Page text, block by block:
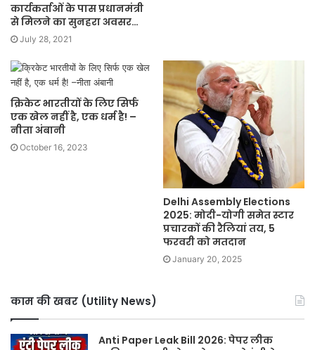
कार्यकर्ताओं के पास प्रधानमंत्री
से मिलने का सुनहरा अवसर…
July 28, 2021
क्रिकेट भारतीयों के लिए सिर्फ
एक खेल नहीं है, एक धर्म है! –
नीता अंबानी
October 16, 2023
Delhi Assembly Elections
2025: मोदी-योगी समेत स्टार
प्रचारकों की रैलियां तय, 5
फरवरी को मतदान
January 20, 2025
काम की खबर (Utility News)
Anti Paper Leak Bill 2026: पेपर लीक